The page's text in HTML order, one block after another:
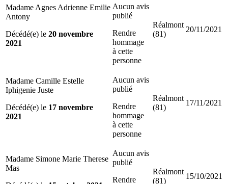
Madame Agnes Adrienne Emilie
Antony
Décédé(e) le 20 novembre
2021
Aucun avis
publié
Rendre
hommage
à cette
personne
Réalmont
(81)
20/11/2021
Madame Camille Estelle
Iphigenie Juste
Décédé(e) le 17 novembre
2021
Aucun avis
publié
Rendre
hommage
à cette
personne
Réalmont
(81)
17/11/2021
Madame Simone Marie Therese
Mas
Aucun avis
publié
Rendre
Réalmont
(81)
15/10/2021